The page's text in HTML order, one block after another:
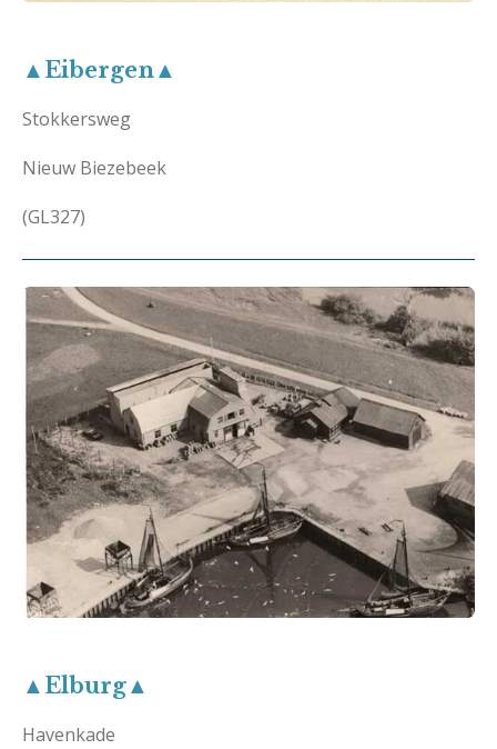
▲Eibergen▲
Stokkersweg
Nieuw Biezebeek
(GL327)
▲Elburg▲
Havenkade